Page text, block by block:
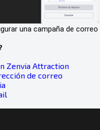
una campaña de correo
Zenvia Attraction
de correo